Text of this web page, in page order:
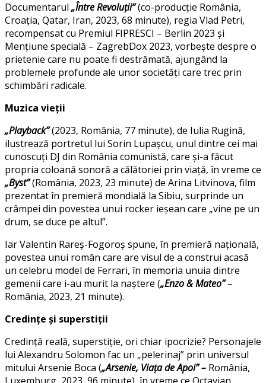
Documentarul „Între Revoluții”(co-producție România,
Croația, Qatar, Iran, 2023, 68 minute), regia Vlad Petri,
recompensat cu Premiul FIPRESCI – Berlin 2023 și
Mențiune specială – ZagrebDox 2023, vorbește despre o
prietenie care nu poate fi destrămată, ajungând la
problemele profunde ale unor societăți care trec prin
schimbări radicale.
Muzica vieții
„Playback”(2023, România, 77 minute), de Iulia Rugină,
ilustrează portretul lui Sorin Lupașcu, unul dintre cei mai
cunoscuți DJ din România comunistă, care și-a făcut
propria coloană sonoră a călătoriei prin viață, în vreme ce
„Byst”(România, 2023, 23 minute) de Arina Litvinova, film
prezentat în premieră mondială la Sibiu, surprinde un
crâmpei din povestea unui rocker ieșean care „vine pe un
drum, se duce pe altul”.
Iar Valentin Rareș-Fogoroș spune, în premieră națională,
povestea unui român care are visul de a construi acasă
un celebru model de Ferrari, în memoria unuia dintre
gemenii care i-au murit la naștere („Enzo & Mateo”–
România, 2023, 21 minute).
Credințe și superstiții
Credință reală, superstiție, ori chiar ipocrizie? Personajele
lui Alexandru Solomon fac un „pelerinaj” prin universul
mitului Arsenie Boca („Arsenie, Viața de Apoi” – România,